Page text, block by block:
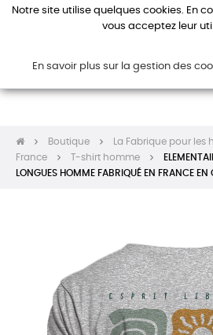
Boutique
La Fabrique pour les
France
T-shirt homme
LONGUES HOMME FABRIQUÉ EN FRANCE
Notre site utilise quelques cookies. En
vous acceptez leur
En savoir plus sur la gestion des